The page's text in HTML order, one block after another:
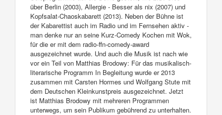
über Berlin (2003), Allergie - Besser als nix (2007) und
Kopfsalat-Chaoskabarett (2013). Neben der Bühne ist
der Kabarettist auch im Radio und im Fernsehen aktiv -
man denke nur an seine Kurz-Comedy Kochen mit Wok,
für die er mit dem radio-ffn-comedy-award
ausgezeichnet wurde. Und auch die Musik ist nach wie
vor ein Teil von Matthias Brodowy: Für das musikalisch-
literarische Programm In Begleitung wurde er 2013
zusammen mit Carsten Hormes und Wolfgang Stute mit
dem Deutschen Kleinkunstpreis ausgezeichnet. Jetzt
ist Matthias Brodowy mit mehreren Programmen
unterwegs, um sein Publikum gebührend zu unterhalten.